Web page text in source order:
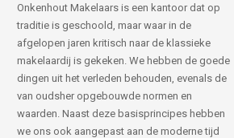
Onkenhout Makelaars is een kantoor dat op
traditie is geschoold, maar waar in de
afgelopen jaren kritisch naar de klassieke
makelaardij is gekeken. We hebben de goede
dingen uit het verleden behouden, evenals de
van oudsher opgebouwde normen en
waarden. Naast deze basisprincipes hebben
we ons ook aangepast aan de moderne tijd